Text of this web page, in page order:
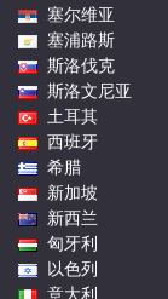
塞尔维亚
塞浦路斯
斯洛伐克
斯洛文尼亚
土耳其
西班牙
希腊
新加坡
新西兰
匈牙利
以色列
意大利